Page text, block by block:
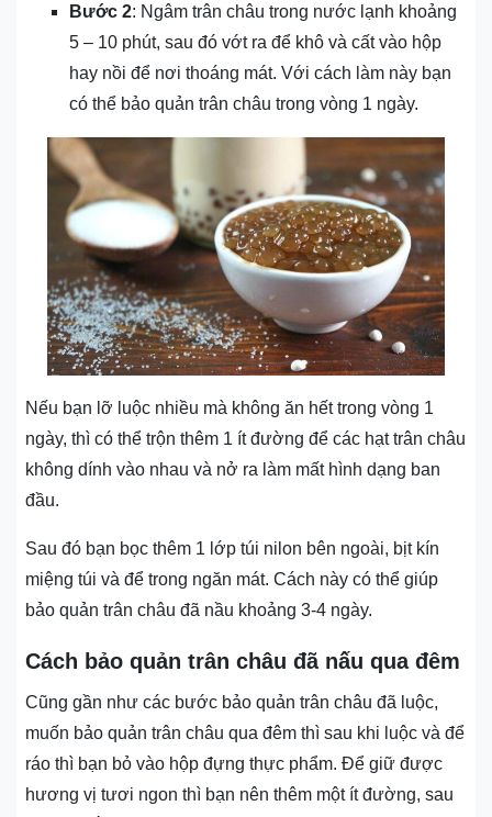
Bước 2: Ngâm trân châu trong nước lạnh khoảng
5 – 10 phút, sau đó vớt ra để khô và cất vào hộp
hay nồi để nơi thoáng mát. Với cách làm này bạn
có thể bảo quản trân châu trong vòng 1 ngày.
Nếu bạn lỡ luộc nhiều mà không ăn hết trong vòng 1
ngày, thì có thể trộn thêm 1 ít đường để các hạt trân châu
không dính vào nhau và nở ra làm mất hình dạng ban
đầu.
Sau đó bạn bọc thêm 1 lớp túi nilon bên ngoài, bịt kín
miệng túi và để trong ngăn mát. Cách này có thể giúp
bảo quản trân châu đã nầu khoảng 3-4 ngày.
Cách bảo quản trân châu đã nấu qua đêm
Cũng gần như các bước bảo quản trân châu đã luộc,
muốn bảo quản trân châu qua đêm thì sau khi luộc và để
ráo thì bạn bỏ vào hộp đựng thực phẩm. Để giữ được
hương vị tươi ngon thì bạn nên thêm một ít đường, sau